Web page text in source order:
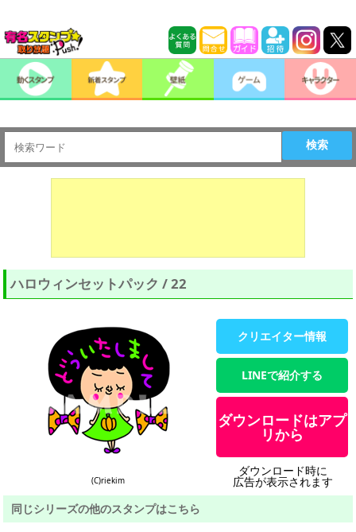
検索
ハロウィンセットパック / 22
(C)riekim
クリエイター情報
LINEで紹介する
ダウンロードはアプ
リから
ダウンロード時に
広告が表示されます
同じシリーズの他のスタンプはこちら